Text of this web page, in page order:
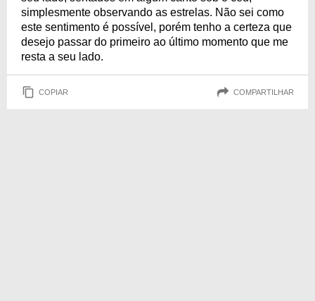
simplesmente observando as estrelas. Não sei como
este sentimento é possível, porém tenho a certeza que
desejo passar do primeiro ao último momento que me
resta a seu lado.
COPIAR COMPARTILHAR